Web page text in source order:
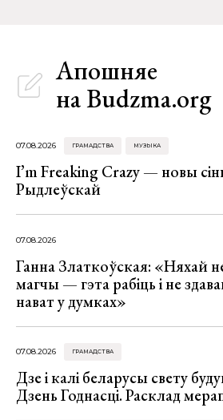
Апошняе
на Budzma.org
07.08.2026 ГРАМАДСТВА МУЗЫКА
I’m Freaking Crazy — новы
Рыдлеўскай
07.08.2026
Ганна Златкоўская: «Няхай
магчы — гэта рабіць і не
нават у думках»
07.08.2026 ГРАМАДСТВА
Дзе і калі беларусы свету
Дзень Годнасці. Расклад